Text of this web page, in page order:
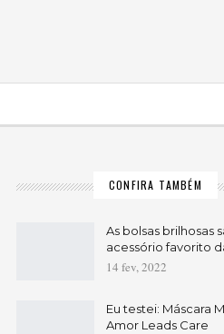
CONFIRA TAMBÉM
As bolsas brilhosas
acessório favorito
14 fev, 2022
Eu testei: Máscara
Amor Leads Care